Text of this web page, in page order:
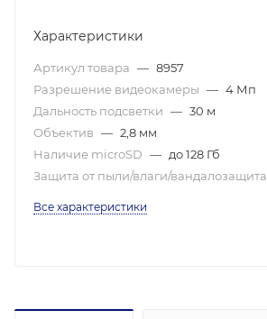
Характеристики
Артикул товара — 8957
Разрешение видеокамеры — 4 Мп
Дальность подсветки — 30 м
Объектив — 2,8 мм
Наличие microSD — до 128 Гб
Защита от пыли/влаги/вандалозащита
Все характеристики